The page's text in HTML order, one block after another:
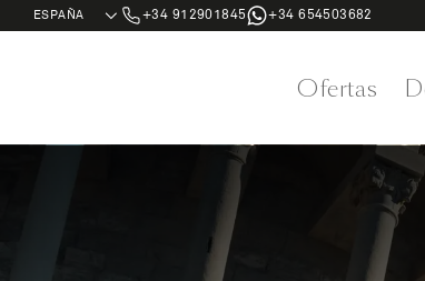
+34 912901845 +34 654503682
Ofertas